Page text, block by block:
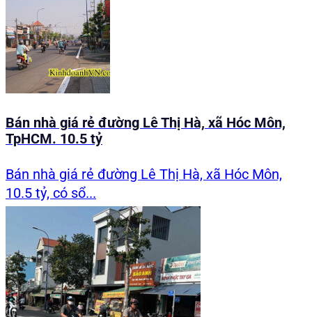
Bán nhà giá rẻ đường Lê Thị Hà, xã Hóc Môn,
TpHCM. 10.5 tỷ
Bán nhà giá rẻ đường Lê Thị Hà, xã Hóc Môn,
10.5 tỷ, có sổ...